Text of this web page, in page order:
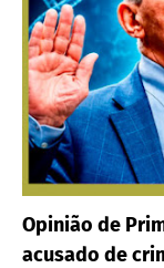
Opinião de
acusado de